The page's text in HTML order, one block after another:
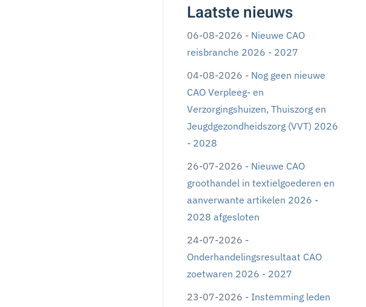
Laatste nieuws
06-08-2026 - Nieuwe CAO
reisbranche 2026 - 2027
04-08-2026 - Nog geen nieuwe
CAO Verpleeg- en
Verzorgingshuizen, Thuiszorg en
Jeugdgezondheidszorg (VVT) 2026
- 2028
26-07-2026 - Nieuwe CAO
groothandel in textielgoederen en
aanverwante artikelen 2026 -
2028 afgesloten
24-07-2026 -
Onderhandelingsresultaat CAO
zoetwaren 2026 - 2027
23-07-2026 - Instemming leden